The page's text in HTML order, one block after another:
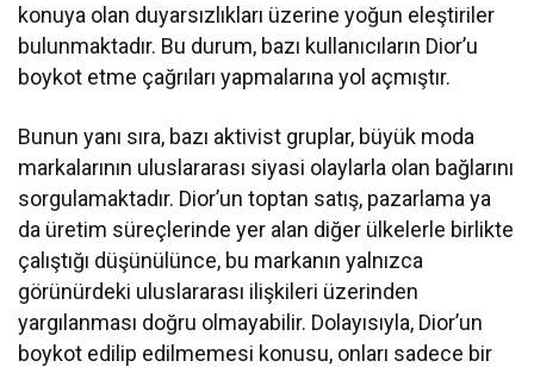
konuya olan duyarsızlıkları üzerine yoğun eleştiriler
bulunmaktadır. Bu durum, bazı kullanıcıların Dior’u
boykot etme çağrıları yapmalarına yol açmıştır.
Bunun yanı sıra, bazı aktivist gruplar, büyük moda
markalarının uluslararası siyasi olaylarla olan bağlarını
sorgulamaktadır. Dior’un toptan satış, pazarlama ya
da üretim süreçlerinde yer alan diğer ülkelerle birlikte
çalıştığı düşünülünce, bu markanın yalnızca
görünürdeki uluslararası ilişkileri üzerinden
yargılanması doğru olmayabilir. Dolayısıyla, Dior’un
boykot edilip edilmemesi konusu, onları sadece bir